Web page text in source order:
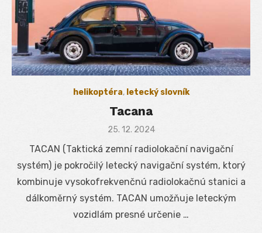
helikoptéra, letecký slovník
Tacana
Posted
25. 12. 2024
TACAN (Taktická zemní radiolokační navigační
systém) je pokročilý letecký navigační systém, ktorý
kombinuje vysokofrekvenčnú radiolokačnú stanici a
dálkoměrný systém. TACAN umožňuje leteckým
vozidlám presné určenie …